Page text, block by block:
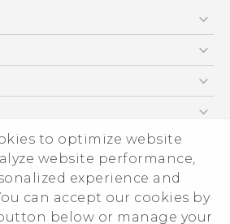
to optimize website
website performance,
experience and
can accept our cookies by
below or manage your
- User manual